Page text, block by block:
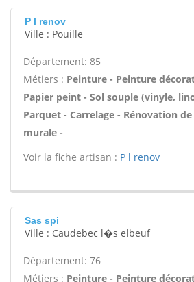
P l renov
Ville : Pouille
Département: 85
Métiers : Peinture - Peinture
Papier peint - Sol souple (vinyle,
Parquet - Carrelage - Rénovation
murale -
Voir la fiche artisan : P l renov
Sas spi
Ville : Caudebec l�s elbeuf
Département: 76
Métiers : Peinture - Peinture